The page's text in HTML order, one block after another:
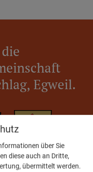
Egweil.
Nassenfels
über Sie
diese auch an Dritte,
übermittelt werden.